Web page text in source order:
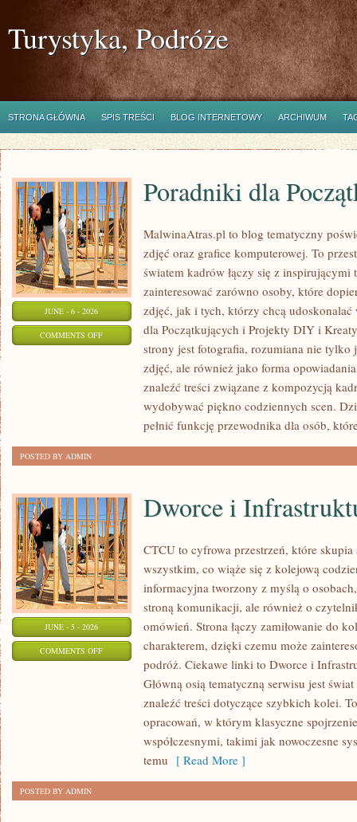
Turystyka, Podróże
STRONA GŁÓWNA SPIS TREŚCI BLOG INTERNETOWY ARCHIWUM
JUNE - 6 - 2026
COMMENTS OFFON
PORADNIKI
POCZĄTKUJĄCYCH
Poradniki dla
MalwinaAtras.pl to blog tematyczny
zdjęć oraz grafice komputerowej. To
światem kadrów łączy się z inspirującymi
zainteresować zarówno osoby, które
zdjęć, jak i tych, którzy chcą
dla Początkujących i Projekty DIY i
strony jest fotografia, rozumiana nie
zdjęć, ale również jako forma
znaleźć treści związane z kompozycją
wydobywać piękno codziennych scen.
pełnić funkcję przewodnika dla osób,
POSTED BY ADMIN
JUNE - 5 - 2026
COMMENTS OFFON
INFRASTRUKTURA
Dworce i
CTCU to cyfrowa przestrzeń, które skupia
wszystkim, co wiąże się z kolejową
informacyjna tworzony z myślą o
stroną komunikacji, ale również o
omówień. Strona łączy zamiłowanie do
charakterem, dzięki czemu może
podróż. Ciekawe linki to Dworce i
Główną osią tematyczną serwisu jest
znaleźć treści dotyczące szybkich kolei.
opracowań, w którym klasyczne
współczesnymi, takimi jak nowoczesne
temu [ Read More ]
POSTED BY ADMIN